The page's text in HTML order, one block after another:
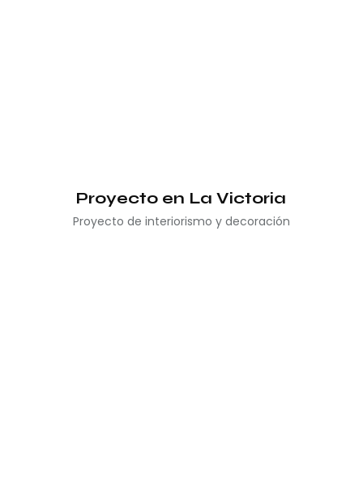
Proyecto en La Victoria
Proyecto de interiorismo y decoración